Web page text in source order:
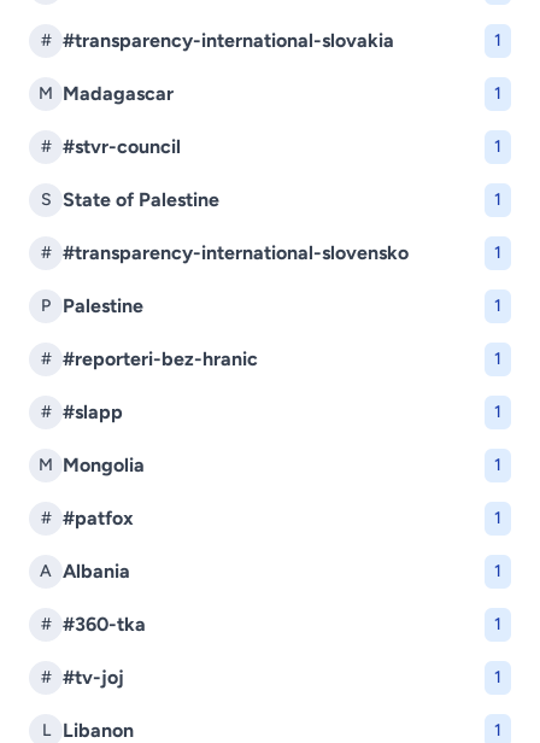
# #transparency-international-slovakia 1
M Madagascar 1
# #stvr-council 1
S State of Palestine 1
# #transparency-international-slovensko 1
P Palestine 1
# #reporteri-bez-hranic 1
# #slapp 1
M Mongolia 1
# #patfox 1
A Albania 1
# #360-tka 1
# #tv-joj 1
L Libanon 1